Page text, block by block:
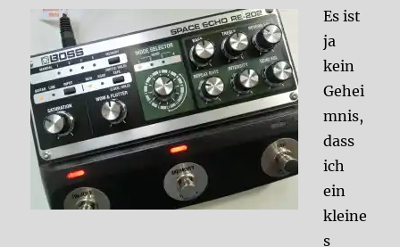
Es ist
ja
kein
Gehei
mnis,
dass
ich
ein
kleine
s